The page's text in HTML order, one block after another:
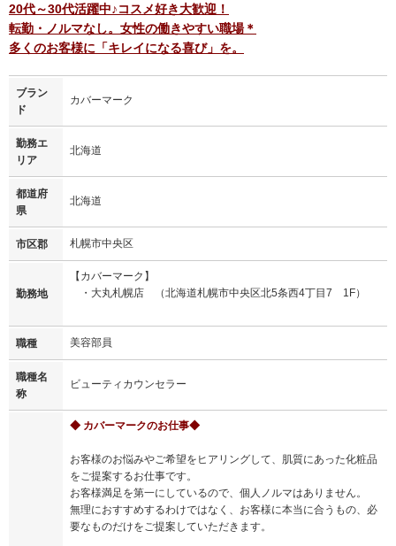
20代～30代活躍中♪コスメ好き大歓迎！
転勤・ノルマなし。女性の働きやすい職場＊
多くのお客様に「キレイになる喜び」を。
ブラン
ド
カバーマーク
勤務エ
リア
北海道
都道府
県
北海道
市区郡 札幌市中央区
勤務地
【カバーマーク】
・大丸札幌店 （北海道札幌市中央区北5条西4丁目7 1F）
職種 美容部員
職種名
称
ビューティカウンセラー
◆ カバーマークのお仕事◆
お客様のお悩みやご希望をヒアリングして、肌質にあった化粧品
をご提案するお仕事です。
お客様満足を第一にしているので、個人ノルマはありません。
無理におすすめするわけではなく、お客様に本当に合うもの、必
要なものだけをご提案していただきます。